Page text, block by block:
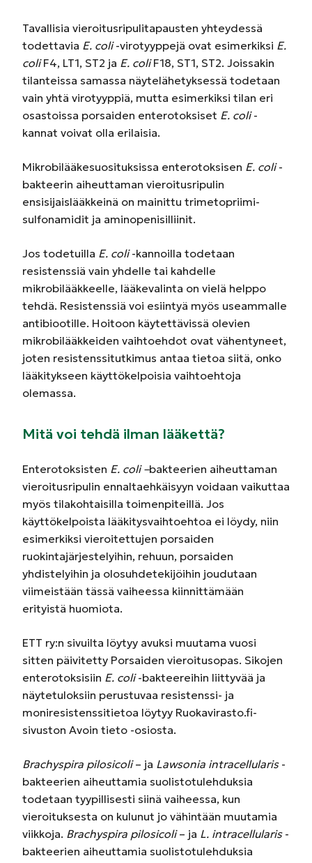
Tavallisia vieroitusripulitapausten yhteydessä
todettavia E. coli-virotyyppejä ovat esimerkiksi E.
coliF4, LT1, ST2 ja E. coliF18, ST1, ST2. Joissakin
tilanteissa samassa näytelähetyksessä todetaan
vain yhtä virotyyppiä, mutta esimerkiksi tilan eri
osastoissa porsaiden enterotoksiset E. coli-
kannat voivat olla erilaisia.
Mikrobilääkesuosituksissa enterotoksisen E. coli-
bakteerin aiheuttaman vieroitusripulin
ensisijaislääkkeinä on mainittu trimetopriimi-
sulfonamidit ja aminopenisilliinit.
Jos todetuilla E. coli-kannoilla todetaan
resistenssiä vain yhdelle tai kahdelle
mikrobilääkkeelle, lääkevalinta on vielä helppo
tehdä. Resistenssiä voi esiintyä myös useammalle
antibiootille. Hoitoon käytettävissä olevien
mikrobilääkkeiden vaihtoehdot ovat vähentyneet,
joten resistenssitutkimus antaa tietoa siitä, onko
lääkitykseen käyttökelpoisia vaihtoehtoja
olemassa.
Mitä voi tehdä ilman lääkettä?
Enterotoksisten E. coli –bakteerien aiheuttaman
vieroitusripulin ennaltaehkäisyyn voidaan vaikuttaa
myös tilakohtaisilla toimenpiteillä. Jos
käyttökelpoista lääkitysvaihtoehtoa ei löydy, niin
esimerkiksi vieroitettujen porsaiden
ruokintajärjestelyihin, rehuun, porsaiden
yhdistelyihin ja olosuhdetekijöihin joudutaan
viimeistään tässä vaiheessa kiinnittämään
erityistä huomiota.
ETT ry:n sivuilta löytyy avuksi muutama vuosi
sitten päivitetty Porsaiden vieroitusopas. Sikojen
enterotoksisiin E. coli-bakteereihin liittyvää ja
näytetuloksiin perustuvaa resistenssi- ja
moniresistenssitietoa löytyy Ruokavirasto.fi-
sivuston Avoin tieto -osiosta.
Brachyspira pilosicoli– ja Lawsonia intracellularis-
bakteerien aiheuttamia suolistotulehduksia
todetaan tyypillisesti siinä vaiheessa, kun
vieroituksesta on kulunut jo vähintään muutamia
viikkoja. Brachyspira pilosicoli– ja L. intracellularis-
bakteerien aiheuttamia suolistotulehduksia